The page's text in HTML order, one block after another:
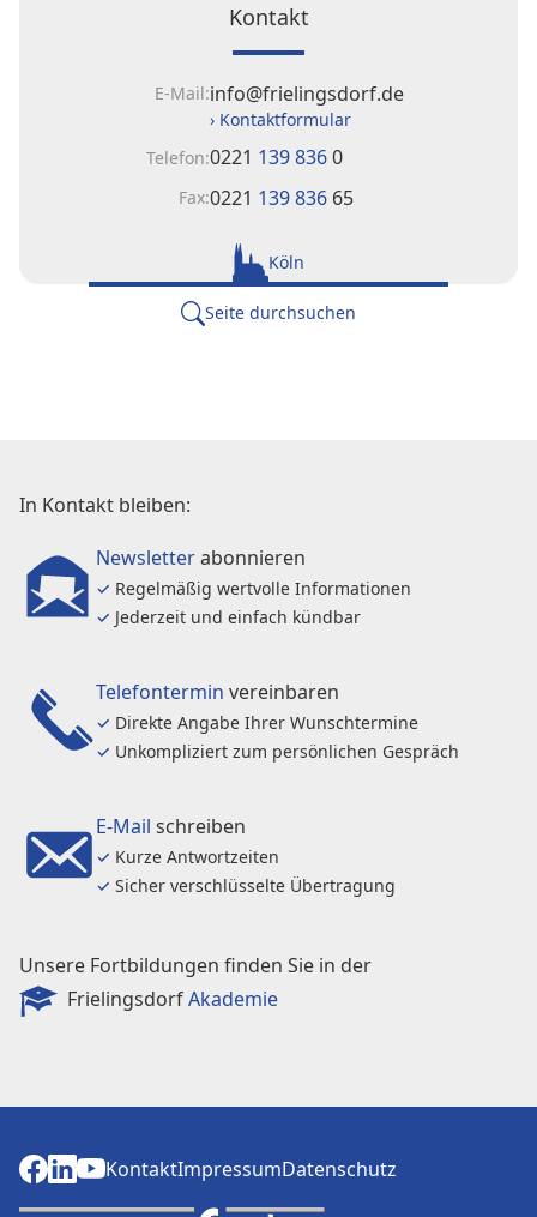
Kontakt
Kontakt
E-Mail:info@frielingsdorf.de
› Kontaktformular
Telefon:0221 139 8360
Fax:0221 139 836 65
Köln
Seite durchsuchen
In Kontakt bleiben:
Newsletterabonnieren
✓ Regelmäßig wertvolle Informationen
✓ Jederzeit und einfach kündbar
Telefontermin vereinbaren
✓ Direkte Angabe Ihrer Wunschtermine
✓ Unkompliziert zum persönlichen Gespräch
E-Mail schreiben
✓ Kurze Antwortzeiten
✓ Sicher verschlüsselte Übertragung
Unsere Fortbildungen finden Sie in der
FrielingsdorfAkademie
KontaktImpressumDatenschutz